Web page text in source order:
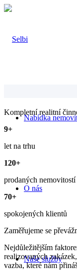
Nabídka
O nás
Naše služby
Kompletní realitní
9+
let na trhu
120+
prodaných nemovitostí
70+
spokojených klientů
Zaměřujeme se
Nejdůležitějším
realizovaných
vazba, které nám